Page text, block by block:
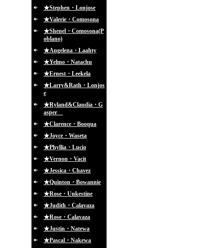
★Stephen・Lonjose
★Valerie・Comosona
★Shenel・Comosona(P
oblano)
★Angelena・Laahty
★Yelmo・Natachu
★Ernest・Leekela
★Larry&Rath・Lonjos
e
★Ryland&Claudia・G
asper
★Clarence・Booqua
★Joyce・Waseta
★Phyllia・Lucio
★Vernon・Vacit
★Jessica・Chavez
★Quinton・Bowannie
★Rose・Unkestine
★Judith・Calavaza
★Rose・Calavaza
★Justin・Natewa
★Pascal・Nakewa